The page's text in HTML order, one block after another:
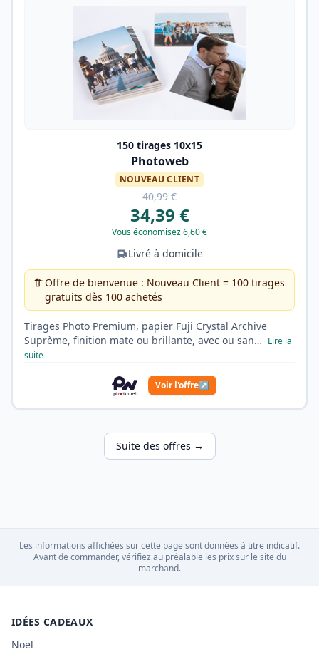
150 tirages 10x15
Photoweb
NOUVEAU CLIENT
40,99 €
34,39 €
Vous économisez 6,60 €
Livré à domicile
Offre de bienvenue : Nouveau Client = 100 tirages
gratuits dès 100 achetés
Tirages Photo Premium, papier Fuji Crystal Archive
Suprème, finition mate ou brillante, avec ou san… Lire la
suite
Voir l'offre↗
Suite des offres →
Les informations affichées sur cette page sont données à titre indicatif.
Avant de commander, vérifiez au préalable les prix sur le site du
marchand.
IDÉES CADEAUX
Noël